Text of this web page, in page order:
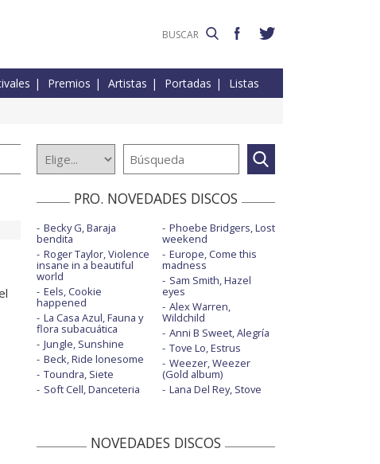
Premios Artistas Portadas Listas
PRO. NOVEDADES DISCOS
Becky G, Baraja
bendita
Roger Taylor, Violence
insane in a beautiful
world
Eels, Cookie
happened
La Casa Azul, Fauna y
flora subacuática
Jungle, Sunshine
Beck, Ride lonesome
Toundra, Siete
Soft Cell, Danceteria
Phoebe Bridgers, Lost
weekend
Europe, Come this
madness
Sam Smith, Hazel
eyes
Alex Warren,
Wildchild
Anni B Sweet, Alegría
Tove Lo, Estrus
Weezer, Weezer
(Gold album)
Lana Del Rey, Stove
NOVEDADES DISCOS